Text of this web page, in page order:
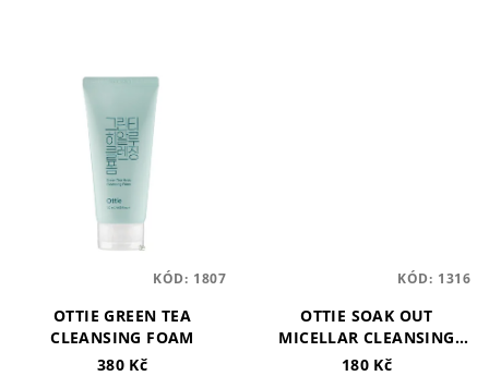
OTTIE GREEN TEA
CLEANSING FOAM
380 Kč
KÓD: 1807
OTTIE SOAK OUT
MICELLAR CLEANSING
WATER - 100ml
180 Kč
KÓD: 1316